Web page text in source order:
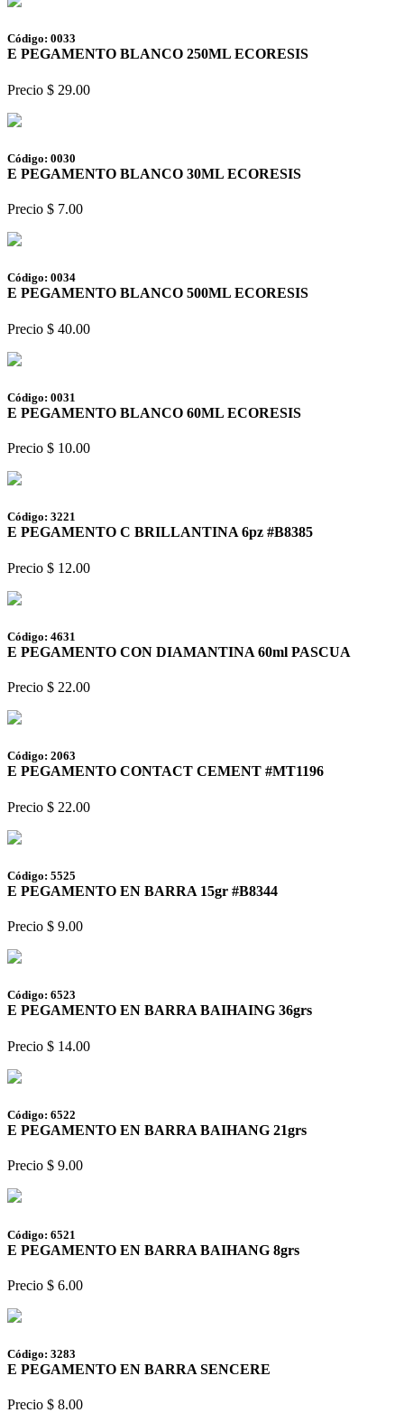
Código: 0033
E PEGAMENTO BLANCO 250ML ECORESIS
Precio $ 29.00
Código: 0030
E PEGAMENTO BLANCO 30ML ECORESIS
Precio $ 7.00
Código: 0034
E PEGAMENTO BLANCO 500ML ECORESIS
Precio $ 40.00
Código: 0031
E PEGAMENTO BLANCO 60ML ECORESIS
Precio $ 10.00
Código: 3221
E PEGAMENTO C BRILLANTINA 6pz #B8385
Precio $ 12.00
Código: 4631
E PEGAMENTO CON DIAMANTINA 60ml PASCUA
Precio $ 22.00
Código: 2063
E PEGAMENTO CONTACT CEMENT #MT1196
Precio $ 22.00
Código: 5525
E PEGAMENTO EN BARRA 15gr #B8344
Precio $ 9.00
Código: 6523
E PEGAMENTO EN BARRA BAIHAING 36grs
Precio $ 14.00
Código: 6522
E PEGAMENTO EN BARRA BAIHANG 21grs
Precio $ 9.00
Código: 6521
E PEGAMENTO EN BARRA BAIHANG 8grs
Precio $ 6.00
Código: 3283
E PEGAMENTO EN BARRA SENCERE
Precio $ 8.00